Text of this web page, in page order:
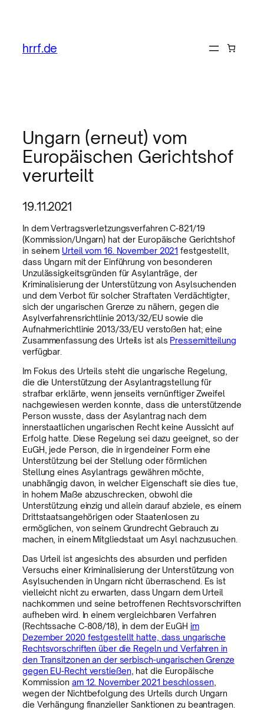
hrrf.de
Ungarn (erneut) vom
Europäischen Gerichtshof
verurteilt
19.11.2021
In dem Vertragsverletzungsverfahren C-821/19
(Kommission/Ungarn) hat der Europäische Gerichtshof
in seinem Urteil vom 16. November 2021 festgestellt,
dass Ungarn mit der Einführung von besonderen
Unzulässigkeitsgründen für Asylanträge, der
Kriminalisierung der Unterstützung von Asylsuchenden
und dem Verbot für solcher Straftaten Verdächtigter,
sich der ungarischen Grenze zu nähern, gegen die
Asylverfahrensrichtlinie 2013/32/EU sowie die
Aufnahmerichtlinie 2013/33/EU verstoßen hat; eine
Zusammenfassung des Urteils ist als Pressemitteilung
verfügbar.
Im Fokus des Urteils steht die ungarische Regelung,
die die Unterstützung der Asylantragstellung für
strafbar erklärte, wenn jenseits vernünftiger Zweifel
nachgewiesen werden konnte, dass die unterstützende
Person wusste, dass der Asylantrag nach dem
innerstaatlichen ungarischen Recht keine Aussicht auf
Erfolg hatte. Diese Regelung sei dazu geeignet, so der
EuGH, jede Person, die in irgendeiner Form eine
Unterstützung bei der Stellung oder förmlichen
Stellung eines Asylantrags gewähren möchte,
unabhängig davon, in welcher Eigenschaft sie dies tue,
in hohem Maße abzuschrecken, obwohl die
Unterstützung einzig und allein darauf abziele, es einem
Drittstaatsangehörigen oder Staatenlosen zu
ermöglichen, von seinem Grundrecht Gebrauch zu
machen, in einem Mitgliedstaat um Asyl nachzusuchen.
Das Urteil ist angesichts des absurden und perfiden
Versuchs einer Kriminalisierung der Unterstützung von
Asylsuchenden in Ungarn nicht überraschend. Es ist
vielleicht nicht zu erwarten, dass Ungarn dem Urteil
nachkommen und seine betroffenen Rechtsvorschriften
aufheben wird. In einem vergleichbaren Verfahren
(Rechtssache C-808/18), in dem der EuGH im
Dezember 2020 festgestellt hatte, dass ungarische
Rechtsvorschriften über die Regeln und Verfahren in
den Transitzonen an der serbisch-ungarischen Grenze
gegen EU-Recht verstießen , hat die Europäische
Kommission am 12. November 2021 beschlossen
wegen der Nichtbefolgung des Urteils durch Ungarn
die Verhängung finanzieller Sanktionen zu beantragen.